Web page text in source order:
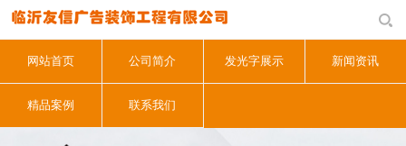
网站首页 公司简介 发光字展示 新闻资讯
精品案例 联系我们